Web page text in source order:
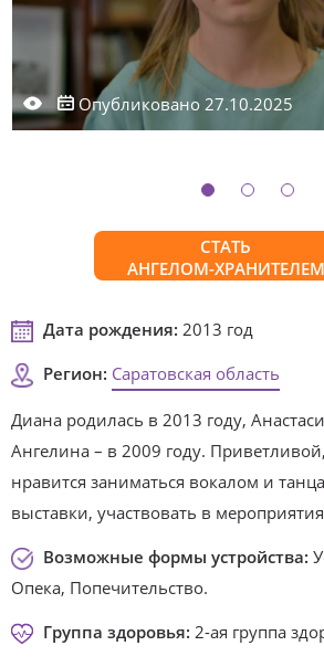
Опубликовано 27.10.2025
СТАТЬ
АНГЕЛОМ-ХРАНИТЕЛЕМ
Дата рождения: 2013 год
Регион: Саратовская область
Диана родилась в 2013 году,
Ангелина – в 2009 году.
нравится заниматься вокалом и
выставки, участвовать в
Возможные формы устройства:
Опека, Попечительство.
Группа здоровья: 2-ая группа